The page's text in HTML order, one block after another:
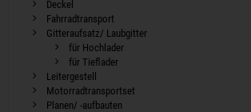
Deckel
Fahrradtransport
Gitteraufsatz/ Laubgitter
für Hochlader
für Tieflader
Leitergestell
Motorradtransportset
Planen/ -aufbauten